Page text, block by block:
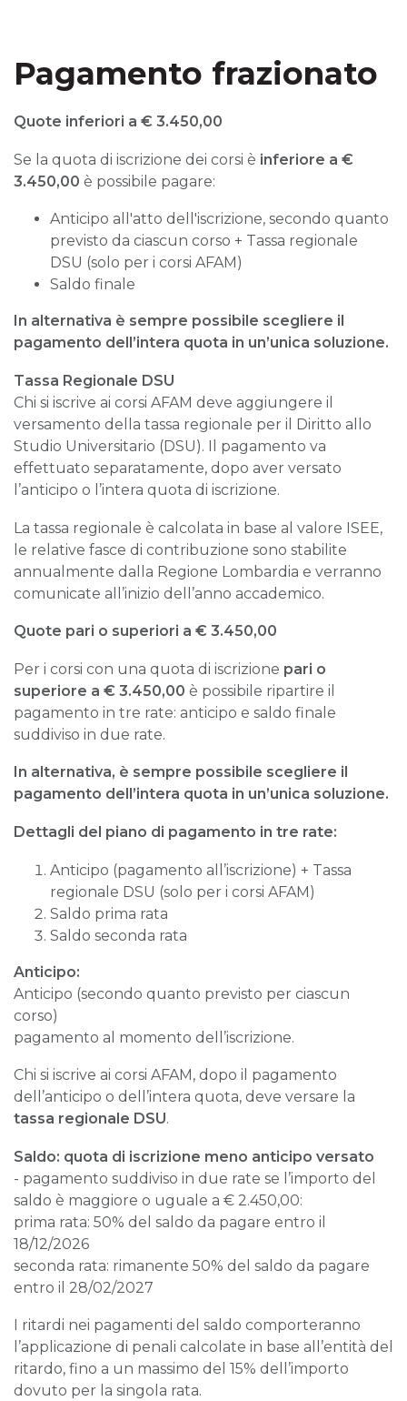
Pagamento frazionato
Quote inferiori a € 3.450,00
Se la quota di iscrizione dei corsi è inferiore a €
3.450,00 è possibile pagare:
Anticipo all'atto dell'iscrizione, secondo quanto
previsto da ciascun corso + Tassa regionale
DSU (solo per i corsi AFAM)
Saldo finale
In alternativa è sempre possibile scegliere il
pagamento dell’intera quota in un’unica soluzione.
Tassa Regionale DSU
Chi si iscrive ai corsi AFAM deve aggiungere il
versamento della tassa regionale per il Diritto allo
Studio Universitario (DSU). Il pagamento va
effettuato separatamente, dopo aver versato
l’anticipo o l’intera quota di iscrizione.
La tassa regionale è calcolata in base al valore ISEE,
le relative fasce di contribuzione sono stabilite
annualmente dalla Regione Lombardia e verranno
comunicate all’inizio dell’anno accademico.
Quote pari o superiori a € 3.450,00
Per i corsi con una quota di iscrizione pari o
superiore a € 3.450,00 è possibile ripartire il
pagamento in tre rate: anticipo e saldo finale
suddiviso in due rate.
In alternativa, è sempre possibile scegliere il
pagamento dell’intera quota in un’unica soluzione.
Dettagli del piano di pagamento in tre rate:
Anticipo (pagamento all’iscrizione) + Tassa
regionale DSU (solo per i corsi AFAM)
Saldo prima rata
Saldo seconda rata
Anticipo:
Anticipo (secondo quanto previsto per ciascun
corso)
pagamento al momento dell’iscrizione.
Chi si iscrive ai corsi AFAM, dopo il pagamento
dell’anticipo o dell’intera quota, deve versare la
tassa regionale DSU.
Saldo: quota di iscrizione meno anticipo versato
- pagamento suddiviso in due rate se l’importo del
saldo è maggiore o uguale a € 2.450,00:
prima rata: 50% del saldo da pagare entro il
18/12/2026
seconda rata: rimanente 50% del saldo da pagare
entro il 28/02/2027
I ritardi nei pagamenti del saldo comporteranno
l’applicazione di penali calcolate in base all’entità del
ritardo, fino a un massimo del 15% dell’importo
dovuto per la singola rata.